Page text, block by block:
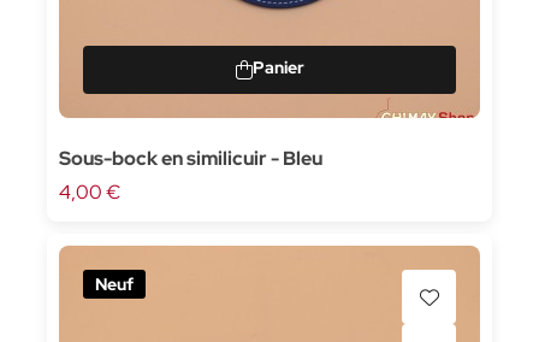
Sous-bock en similicuir - Bleu
4,00 €
Neuf